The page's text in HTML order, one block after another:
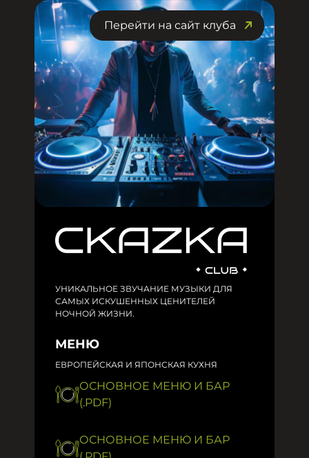
Перейти на сайт клуба
УНИКАЛЬНОЕ ЗВУЧАНИЕ МУЗЫКИ ДЛЯ
САМЫХ ИСКУШЕННЫХ ЦЕНИТЕЛЕЙ
НОЧНОЙ ЖИЗНИ.
МЕНЮ
ЕВРОПЕЙСКАЯ И ЯПОНСКАЯ КУХНЯ
ОСНОВНОЕ МЕНЮ И БАР
(.PDF)
ОСНОВНОЕ МЕНЮ И БАР